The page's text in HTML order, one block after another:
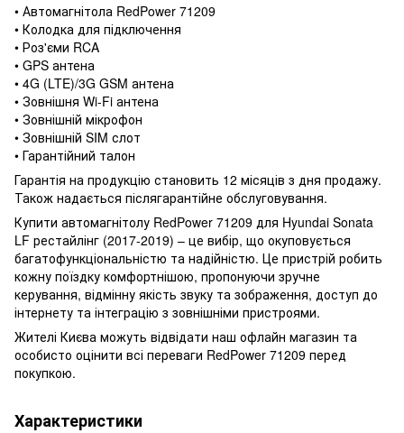
• Автомагнітола RedPower 71209
• Колодка для підключення
• Роз'єми RCA
• GPS антена
• 4G (LTE)/3G GSM антена
• Зовнішня Wi-Fi антена
• Зовнішній мікрофон
• Зовнішній SIM слот
• Гарантійний талон
Гарантія на продукцію становить 12 місяців з дня продажу.
Також надається післягарантійне обслуговування.
Купити автомагнітолу RedPower 71209 для Hyundai Sonata
LF рестайлінг (2017-2019) – це вибір, що окуповується
багатофункціональністю та надійністю. Це пристрій робить
кожну поїздку комфортнішою, пропонуючи зручне
керування, відмінну якість звуку та зображення, доступ до
інтернету та інтеграцію з зовнішніми пристроями.
Жителі Києва можуть відвідати наш офлайн магазин та
особисто оцінити всі переваги RedPower 71209 перед
покупкою.
Характеристики